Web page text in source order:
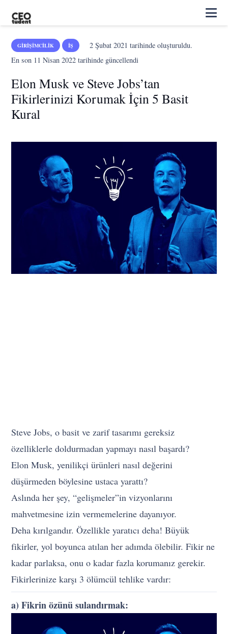
GIRIŞIMCILIK İŞ 2 Şubat 2021 tarihinde oluşturuldu.
En son 11 Nisan 2022 tarihinde güncellendi
Elon Musk ve Steve Jobs’tan
Fikirlerinizi Korumak İçin 5 Basit
Kural
Steve Jobs, o basit ve zarif tasarımı gereksiz
özelliklerle doldurmadan yapmayı nasıl başardı?
Elon Musk, yenilikçi ürünleri nasıl değerini
düşürmeden böylesine ustaca yarattı?
Aslında her şey, “gelişmeler”in vizyonlarını
mahvetmesine izin vermemelerine dayanıyor.
Deha kırılgandır. Özellikle yaratıcı deha! Büyük
fikirler, yol boyunca atılan her adımda ölebilir. Fikir ne
kadar parlaksa, onu o kadar fazla korumanız gerekir.
Fikirlerinize karşı 3 ölümcül tehlike vardır:
a) Fikrin özünü sulandırmak: